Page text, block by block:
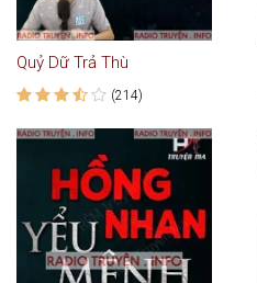
Quỷ Dữ Trả Thù
(214)